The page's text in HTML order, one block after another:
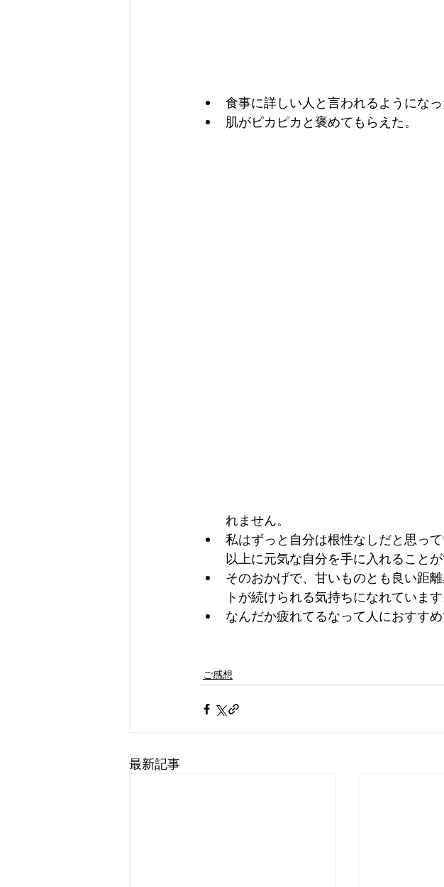
食事に詳しい人と言われるようになっ
肌がピカピカと褒めてもらえた。
れません。
私はずっと自分は根性なしだと思っ
以上に元気な自分を手に入れること
そのおかげで、甘いものとも良い距
トが続けられる気持ちになれています
なんだか疲れてるなって人におすすめ
ご感想
最新記事